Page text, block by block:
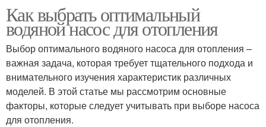
Как выбрать оптимальный
водяной насос для отопления
Выбор оптимального водяного насоса для отопления –
важная задача, которая требует тщательного подхода и
внимательного изучения характеристик различных
моделей. В этой статье мы рассмотрим основные
факторы, которые следует учитывать при выборе насоса
для отопления.